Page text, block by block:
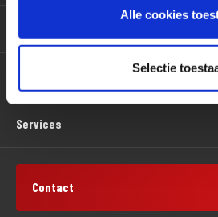
Alle cookies
Selectie
Services
Contact